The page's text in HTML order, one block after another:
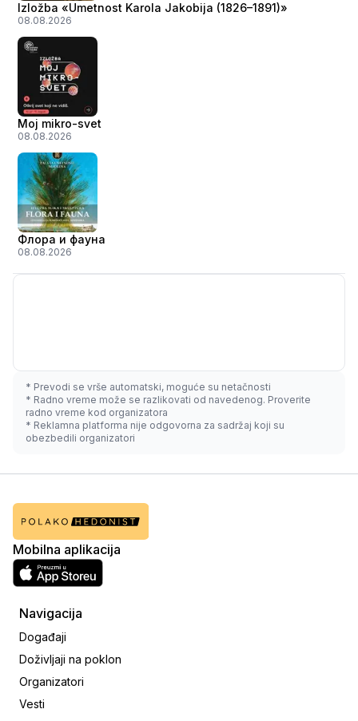
Izložba «Umetnost Karola Jakobija (1826–1891)»
08.08.2026
Moj mikro-svet
08.08.2026
Флора и фауна
08.08.2026
* Prevodi se vrše automatski, moguće su netačnosti
* Radno vreme može se razlikovati od navedenog. Proverite
radno vreme kod organizatora
* Reklamna platforma nije odgovorna za sadržaj koji su
obezbedili organizatori
Mobilna aplikacija
Navigacija
Događaji
Doživljaji na poklon
Organizatori
Vesti